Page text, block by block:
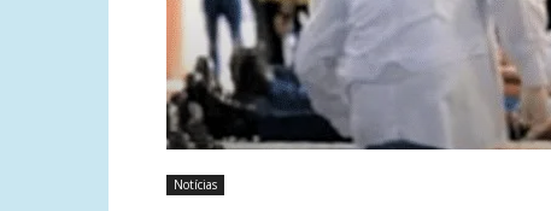
Notícias